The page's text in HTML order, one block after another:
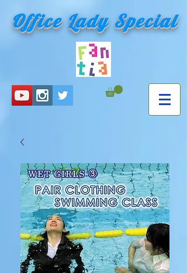
Office Lady Special